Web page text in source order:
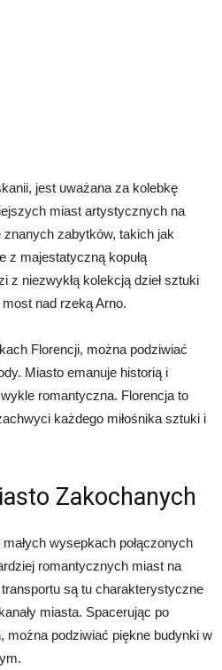
jest uważana za kolebkę
miast artystycznych na
zabytków, takich jak
z majestatyczną kopułą
z niezwykłą kolekcją dzieł sztuki
nad rzeką Arno.
Florencji, można podziwiać
Miasto emanuje historią i
romantyczna. Florencja to
każdego miłośnika sztuki i
Zakochanych
wysepkach połączonych
romantycznych miast na
są tu charakterystyczne
miasta. Spacerując po
można podziwiać piękne budynki w